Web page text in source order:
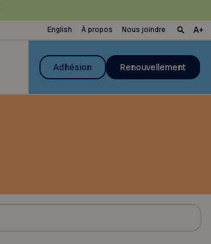
English À propos Nous joindre
Adhésion Renouvellement